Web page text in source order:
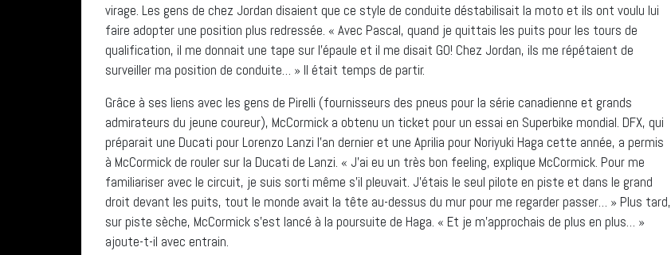
virage. Les gens de chez Jordan disaient que ce style de conduite déstabilisait la moto et ils ont voulu lui
faire adopter une position plus redressée. « Avec Pascal, quand je quittais les puits pour les tours de
qualification, il me donnait une tape sur l’épaule et il me disait GO! Chez Jordan, ils me répétaient de
surveiller ma position de conduite… » Il était temps de partir.
Grâce à ses liens avec les gens de Pirelli (fournisseurs des pneus pour la série canadienne et grands
admirateurs du jeune coureur), McCormick a obtenu un ticket pour un essai en Superbike mondial. DFX, qui
préparait une Ducati pour Lorenzo Lanzi l’an dernier et une Aprilia pour Noriyuki Haga cette année, a permis
à McCormick de rouler sur la Ducati de Lanzi. « J’ai eu un très bon feeling, explique McCormick. Pour me
familiariser avec le circuit, je suis sorti même s’il pleuvait. J’étais le seul pilote en piste et dans le grand
droit devant les puits, tout le monde avait la tête au-dessus du mur pour me regarder passer… » Plus tard,
sur piste sèche, McCormick s’est lancé à la poursuite de Haga. « Et je m’approchais de plus en plus… »
ajoute-t-il avec entrain.